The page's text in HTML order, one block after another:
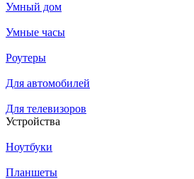
Умный дом
Умные часы
Роутеры
Для автомобилей
Для телевизоров
Устройства
Ноутбуки
Планшеты